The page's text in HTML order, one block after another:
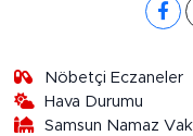
Nöbetçi Eczaneler
Hava Durumu
Samsun Namaz